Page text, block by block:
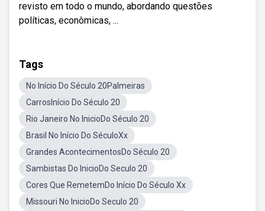
revisto em todo o mundo, abordando questões
políticas, econômicas, ...
Tags
No Início Do Século 20Palmeiras
CarrosInício Do Século 20
Rio Janeiro No InicioDo Século 20
Brasil No Início Do SéculoXx
Grandes AcontecimentosDo Século 20
Sambistas Do InicioDo Seculo 20
Cores Que RemetemDo Início Do Século Xx
Missouri No InicioDo Seculo 20